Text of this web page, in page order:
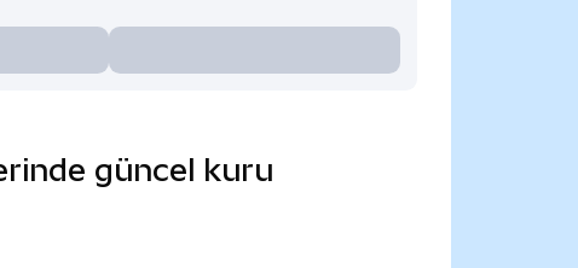
güncel kuru